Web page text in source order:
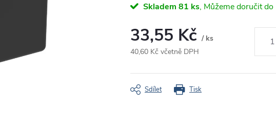
Skladem 81 ks
33,55 Kč / ks
40,60 Kč včetně DPH
cena:
Tisk
Sdílet